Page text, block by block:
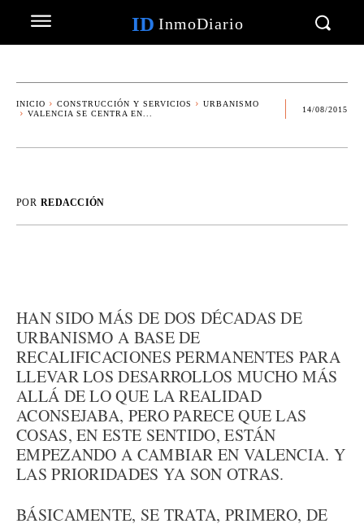
ID InmoDiario
INICIO CONSTRUCCIÓN Y SERVICIOS
URBANISMO
VALENCIA SE CENTRA EN...
14/08/2015
POR REDACCIÓN
HAN SIDO MÁS DE DOS DÉCADAS DE
URBANISMO A BASE DE
RECALIFICACIONES PERMANENTES PARA
LLEVAR LOS DESARROLLOS MUCHO MÁS
ALLÁ DE LO QUE LA REALIDAD
ACONSEJABA, PERO PARECE QUE LAS
COSAS, EN ESTE SENTIDO, ESTÁN
EMPEZANDO A CAMBIAR EN VALENCIA. Y
LAS PRIORIDADES YA SON OTRAS.
BÁSICAMENTE, SE TRATA, PRIMERO, DE